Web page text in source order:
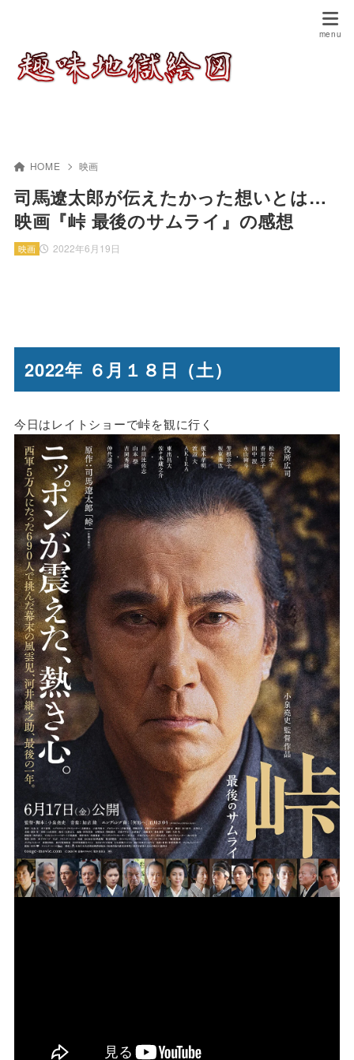
HOME 映画
司馬遼太郎が伝えたかった想いとは…
映画『峠 最後のサムライ』の感想
2022年6月19日
映画
2022年 ６月１８日（土）
今日はレイトショーで峠を観に行く